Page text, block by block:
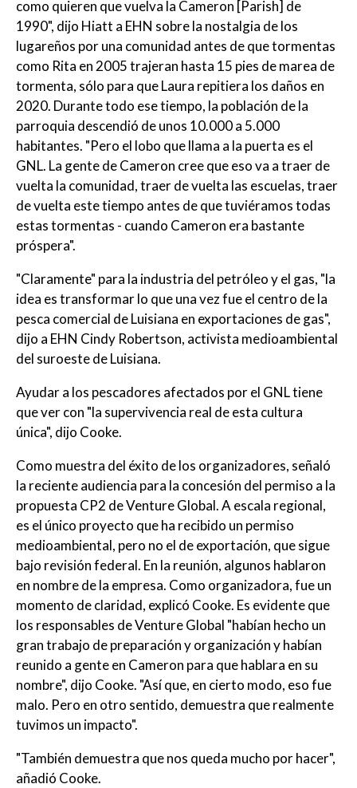
como quieren que vuelva la Cameron [Parish] de
1990", dijo Hiatt a EHN sobre la nostalgia de los
lugareños por una comunidad antes de que tormentas
como Rita en 2005 trajeran hasta 15 pies de marea de
tormenta, sólo para que Laura repitiera los daños en
2020. Durante todo ese tiempo, la población de la
parroquia descendió de unos 10.000 a 5.000
habitantes. "Pero el lobo que llama a la puerta es el
GNL. La gente de Cameron cree que eso va a traer de
vuelta la comunidad, traer de vuelta las escuelas, traer
de vuelta este tiempo antes de que tuviéramos todas
estas tormentas - cuando Cameron era bastante
próspera".
"Claramente" para la industria del petróleo y el gas, "la
idea es transformar lo que una vez fue el centro de la
pesca comercial de Luisiana en exportaciones de gas",
dijo a EHN Cindy Robertson, activista medioambiental
del suroeste de Luisiana.
Ayudar a los pescadores afectados por el GNL tiene
que ver con "la supervivencia real de esta cultura
única", dijo Cooke.
Como muestra del éxito de los organizadores, señaló
la reciente audiencia para la concesión del permiso a la
propuesta CP2 de Venture Global. A escala regional,
es el único proyecto que ha recibido un permiso
medioambiental, pero no el de exportación, que sigue
bajo revisión federal. En la reunión, algunos hablaron
en nombre de la empresa. Como organizadora, fue un
momento de claridad, explicó Cooke. Es evidente que
los responsables de Venture Global "habían hecho un
gran trabajo de preparación y organización y habían
reunido a gente en Cameron para que hablara en su
nombre", dijo Cooke. "Así que, en cierto modo, eso fue
malo. Pero en otro sentido, demuestra que realmente
tuvimos un impacto".
"También demuestra que nos queda mucho por hacer",
añadió Cooke.